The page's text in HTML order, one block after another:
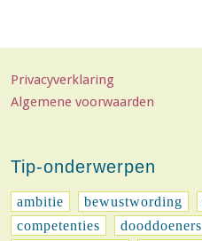
Privacyverklaring
Algemene voorwaarden
Tip-onderwerpen
ambitie bewustwording
competenties
dooddoeners